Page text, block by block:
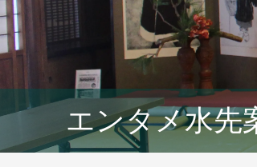
エンタメ水先